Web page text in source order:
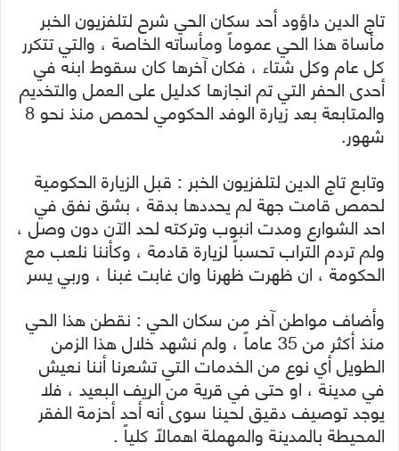
تاج الدين داؤود أحد سكان الحي شرح لتلفزيون الخبر
مأساة هذا الحي عموماً ومأساته الخاصة ، والتي تتكرر
كل عام وكل شتاء ، فكان آخرها كان سقوط ابنه في
أحدى الحفر التي تم انجازها كدليل على العمل والتخديم
والمتابعة بعد زيارة الوفد الحكومي لحمص منذ نحو 8
شهور.
وتابع تاج الدين لتلفزيون الخبر : قبل الزيارة الحكومية
لحمص قامت جهة لم يحددها بدقة ، بشق نفق في
احد الشوارع ومدت انبوب وتركته لحد الآن دون وصل ،
ولم تردم التراب تحسباً لزيارة قادمة ، وكأننا نلعب مع
الحكومة ، ان ظهرت ظهرنا وان غابت غبنا ، وربي يسر
وأضاف مواطن آخر من سكان الحي : نقطن هذا الحي
منذ أكثر من 35 عاماً ، ولم نشهد خلال هذا الزمن
الطويل أي نوع من الخدمات التي تشعرنا أننا نعيش
في مدينة ، او حتى في قرية من الريف البعيد ، فلا
يوجد توصيف دقيق لحينا سوى أنه أحد أحزمة الفقر
المحيطة بالمدينة والمهملة اهمالاً كلياً .